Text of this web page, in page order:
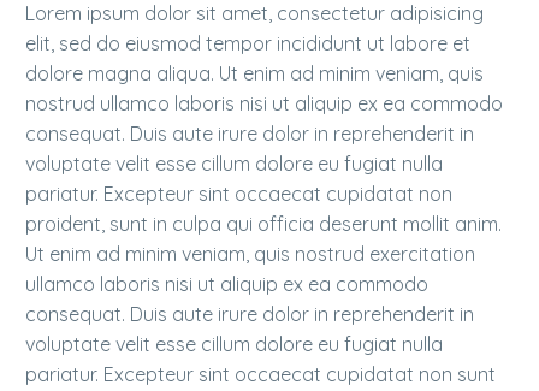
Lorem ipsum dolor sit amet, consectetur adipisicing
elit, sed do eiusmod tempor incididunt ut labore et
dolore magna aliqua. Ut enim ad minim veniam, quis
nostrud ullamco laboris nisi ut aliquip ex ea commodo
consequat. Duis aute irure dolor in reprehenderit in
voluptate velit esse cillum dolore eu fugiat nulla
pariatur. Excepteur sint occaecat cupidatat non
proident, sunt in culpa qui officia deserunt mollit anim.
Ut enim ad minim veniam, quis nostrud exercitation
ullamco laboris nisi ut aliquip ex ea commodo
consequat. Duis aute irure dolor in reprehenderit in
voluptate velit esse cillum dolore eu fugiat nulla
pariatur. Excepteur sint occaecat cupidatat non sunt